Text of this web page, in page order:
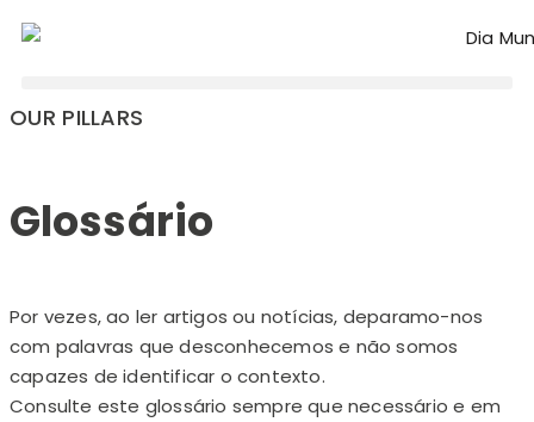
OUR PILLARS
Glossário
Por vezes, ao ler artigos ou notícias, deparamo-nos
com palavras que desconhecemos e não somos
capazes de identificar o contexto.
Consulte este glossário sempre que necessário e em